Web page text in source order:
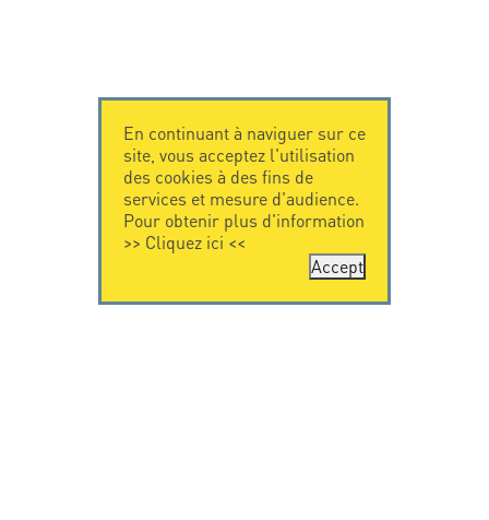
En continuant à naviguer sur ce
site, vous acceptez l'utilisation
des cookies à des fins de
services et mesure d'audience.
Pour obtenir plus d'information
>> Cliquez ici <<
Accept